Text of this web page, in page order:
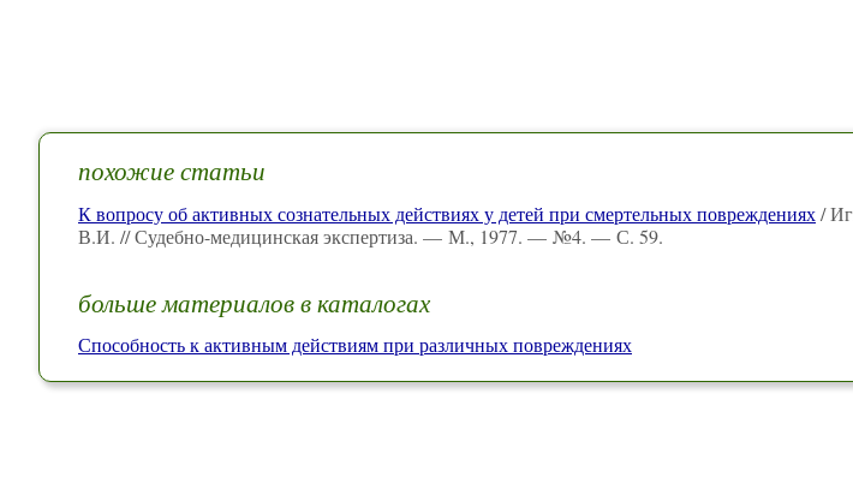
похожие статьи
К вопросу об активных сознательных действиях у детей при смертельных повреждениях/
В.И. // Судебно-медицинская экспертиза. — М., 1977. — №4. — С. 59.
больше материалов в каталогах
Способность к активным действиям при различных повреждениях